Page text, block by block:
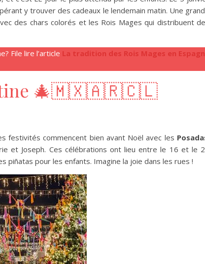
y trouver des cadeaux le lendemain matin. Une
des chars colorés et les Rois Mages qui distribuent
File lire l’article La tradition des Rois Mages en
🎄🇲🇽🇦🇷🇨🇱
festivités commencent bien avant Noël avec les
et Joseph. Ces célébrations ont lieu entre le 16 et le
piñatas pour les enfants. Imagine la joie dans les rues !